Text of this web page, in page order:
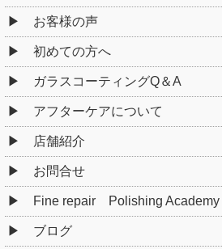
お客様の声
初めての方へ
ガラスコーティングQ＆A
アフターケアについて
店舗紹介
お問合せ
Fine repair Polishing Academy
ブログ